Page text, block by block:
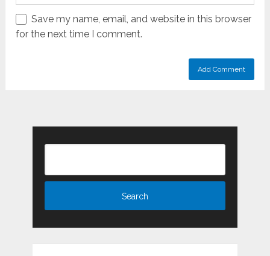
Save my name, email, and website in this browser
for the next time I comment.